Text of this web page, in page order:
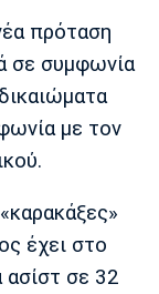
Άρσεναλ
πρόταση
σε συμφωνία
με τον
έχει στο
ασίστ σε 32